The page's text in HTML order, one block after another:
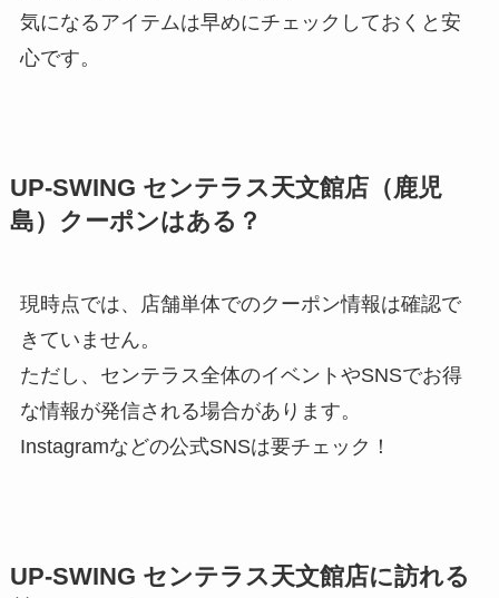
気になるアイテムは早めにチェックしておくと安
心です。
UP‑SWING センテラス天文館店（鹿児
島）クーポンはある？
現時点では、店舗単体でのクーポン情報は確認で
きていません。
ただし、センテラス全体のイベントやSNSでお得
な情報が発信される場合があります。
Instagramなどの公式SNSは要チェック！
UP‑SWING センテラス天文館店に訪れる